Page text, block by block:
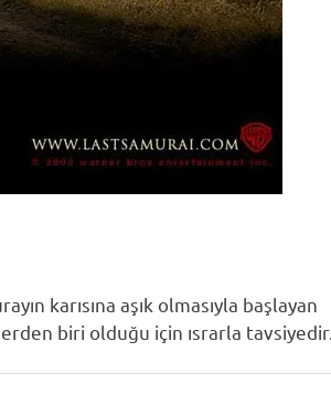
karısına aşık olmasıyla başlayan
biri olduğu için ısrarla tavsiyedir.